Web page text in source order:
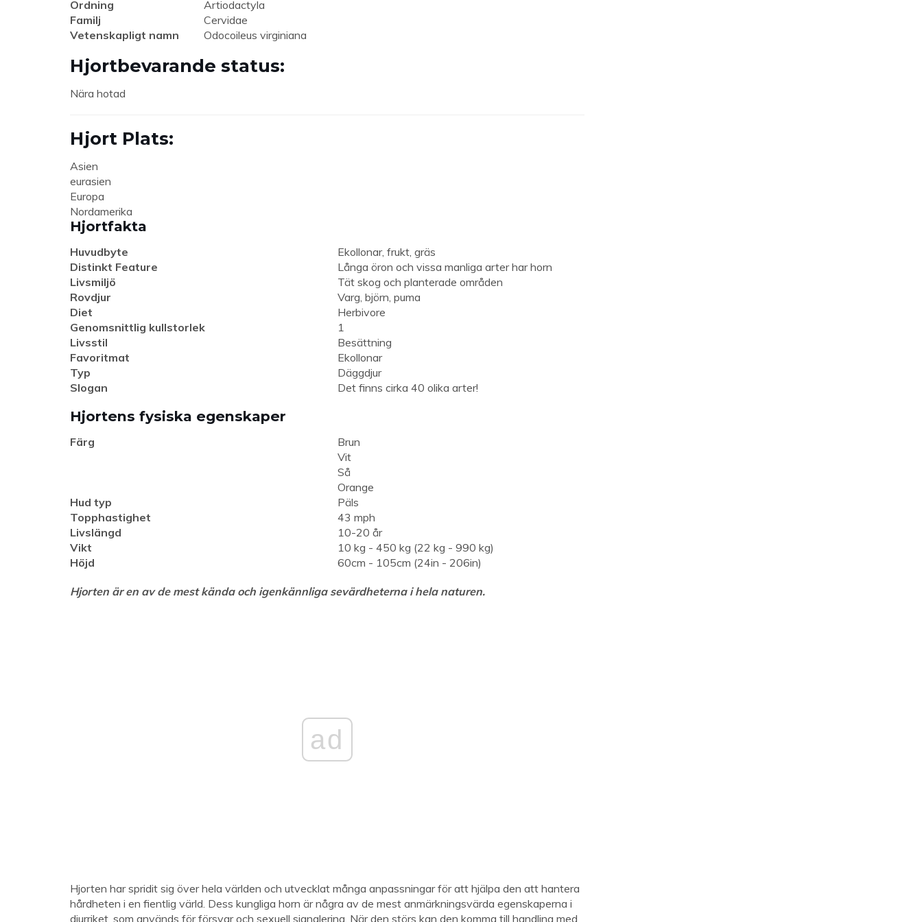
Ordning
Artiodactyla
Familj
Cervidae
Vetenskapligt namn
Odocoileus virginiana
Hjortbevarande status:
Nära hotad
Hjort Plats:
Asien
eurasien
Europa
Nordamerika
Hjortfakta
Huvudbyte
Ekollonar, frukt, gräs
Distinkt Feature
Långa öron och vissa manliga arter har horn
Livsmiljö
Tät skog och planterade områden
Rovdjur
Varg, björn, puma
Diet
Herbivore
Genomsnittlig kullstorlek
1
Livsstil
Besättning
Favoritmat
Ekollonar
Typ
Däggdjur
Slogan
Det finns cirka 40 olika arter!
Hjortens fysiska egenskaper
Färg
Brun
Vit
Så
Orange
Hud typ
Päls
Topphastighet
43 mph
Livslängd
10-20 år
Vikt
10 kg - 450 kg (22 kg - 990 kg)
Höjd
60cm - 105cm (24in - 206in)
Hjorten är en av de mest kända och igenkännliga sevärdheterna i hela naturen.
ad
Hjorten har spridit sig över hela världen och utvecklat många anpassningar för att hjälpa den att hantera
hårdheten i en fientlig värld. Dess kungliga horn är några av de mest anmärkningsvärda egenskaperna i
djurriket, som används för försvar och sexuell signalering. När den störs kan den komma till handling med